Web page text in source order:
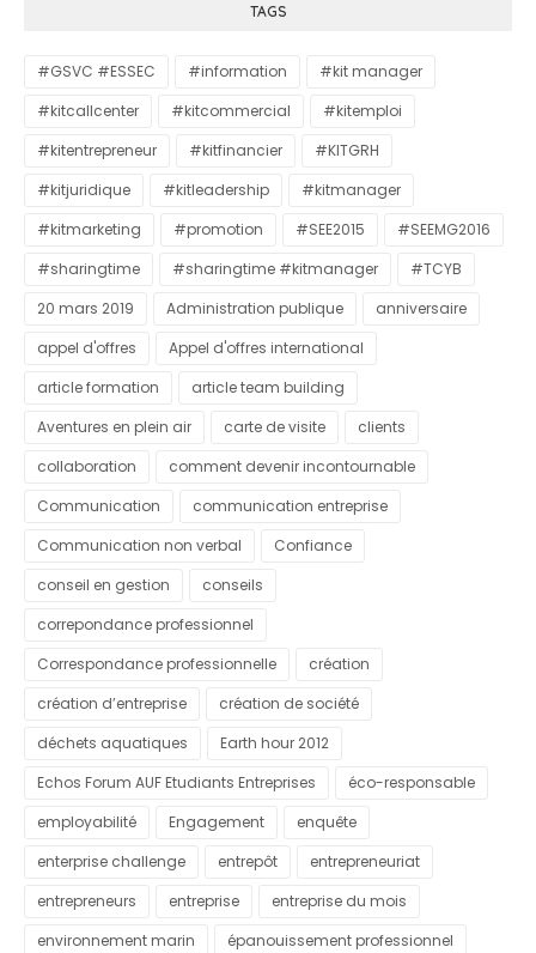
TAGS
#GSVC #ESSEC #information
#kit manager
#kitcallcenter
#kitcommercial
#kitemploi
#kitentrepreneur
#kitfinancier
#KITGRH
#kitjuridique
#kitleadership
#kitmanager
#kitmarketing
#promotion #SEE2015
#SEEMG2016
#sharingtime
#sharingtime #kitmanager
#TCYB
20 mars 2019
Administration publique
anniversaire
appel d'offres
Appel d'offres international
article formation
article team building
Aventures en plein air
carte de visite
clients
collaboration
comment devenir incontournable
Communication
communication entreprise
Communication non verbal
Confiance
conseil en gestion
conseils
correpondance professionnel
Correspondance professionnelle
création
création d’entreprise
création de société
déchets aquatiques
Earth hour 2012
Echos Forum AUF Etudiants Entreprises
éco-responsable
employabilité
Engagement
enquête
enterprise challenge
entrepôt
entrepreneuriat
entrepreneurs
entreprise
entreprise du mois
environnement marin
épanouissement professionnel